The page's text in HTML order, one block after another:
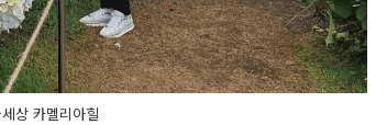
상 카멜리아힐